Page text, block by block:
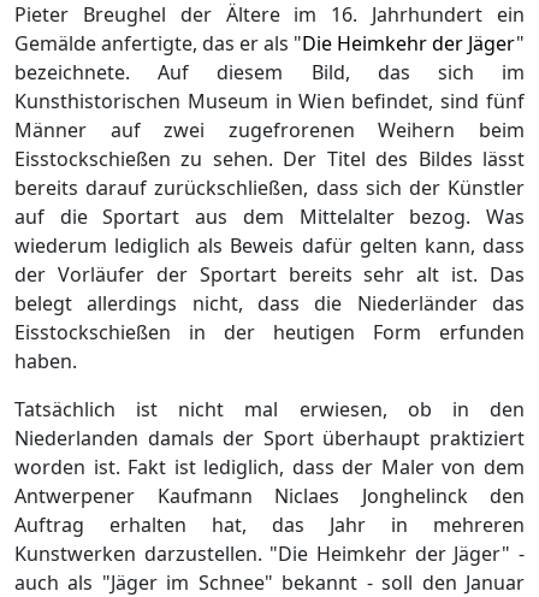
Pieter Breughel der Ältere im 16. Jahrhundert ein
Gemälde anfertigte, das er als "Die Heimkehr der Jäger"
bezeichnete. Auf diesem Bild, das sich im
Kunsthistorischen Museum in Wien befindet, sind fünf
Männer auf zwei zugefrorenen Weihern beim
Eisstockschießen zu sehen. Der Titel des Bildes lässt
bereits darauf zurückschließen, dass sich der Künstler
auf die Sportart aus dem Mittelalter bezog. Was
wiederum lediglich als Beweis dafür gelten kann, dass
der Vorläufer der Sportart bereits sehr alt ist. Das
belegt allerdings nicht, dass die Niederländer das
Eisstockschießen in der heutigen Form erfunden
haben.
Tatsächlich ist nicht mal erwiesen, ob in den
Niederlanden damals der Sport überhaupt praktiziert
worden ist. Fakt ist lediglich, dass der Maler von dem
Antwerpener Kaufmann Niclaes Jonghelinck den
Auftrag erhalten hat, das Jahr in mehreren
Kunstwerken darzustellen. "Die Heimkehr der Jäger" -
auch als "Jäger im Schnee" bekannt - soll den Januar